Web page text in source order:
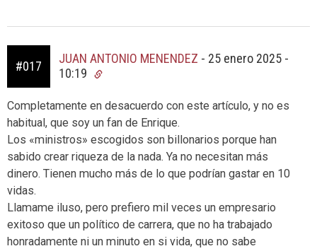
#017
JUAN ANTONIO MENENDEZ - 25 enero 2025 -
10:19
Completamente en desacuerdo con este artículo, y no es
habitual, que soy un fan de Enrique.
Los «ministros» escogidos son billonarios porque han
sabido crear riqueza de la nada. Ya no necesitan más
dinero. Tienen mucho más de lo que podrían gastar en 10
vidas.
Llamame iluso, pero prefiero mil veces un empresario
exitoso que un político de carrera, que no ha trabajado
honradamente ni un minuto en si vida, que no sabe